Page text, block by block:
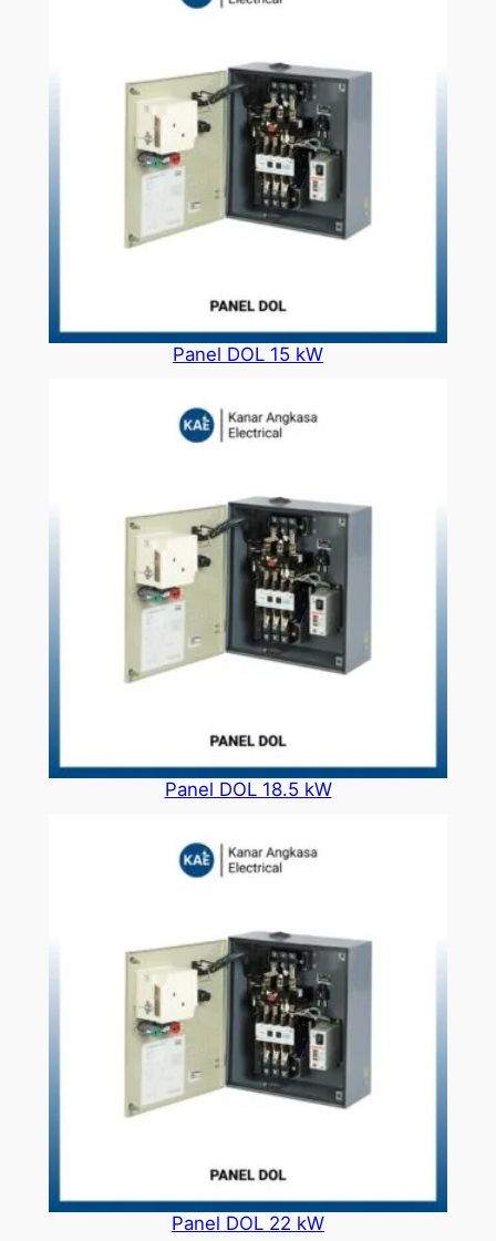
Panel DOL 15 kW
Panel DOL 18.5 kW
Panel DOL 22 kW